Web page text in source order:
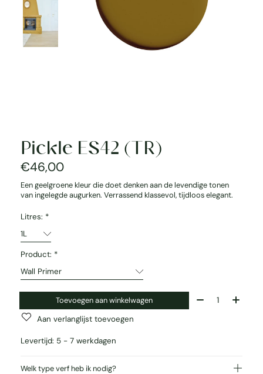
Pickle ES42 (TR)
€46,00
Een geelgroene kleur die doet denken aan de levendige tonen
van ingelegde augurken. Verrassend klassevol, tijdloos elegant.
Litres: *
Product: *
Toevoegen aan winkelwagen Aantal:
Aan verlanglijst toevoegen
Levertijd: 5 - 7 werkdagen
Welk type verf heb ik nodig?